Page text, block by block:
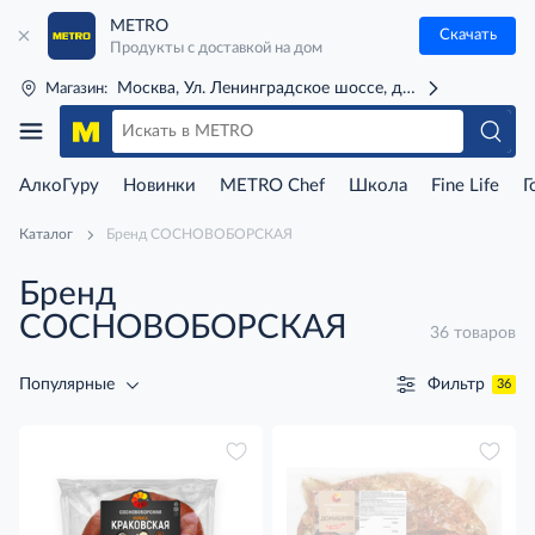
METRO
Продукты с доставкой на дом
Скачать
Магазин: Москва, Ул. Ленинградское шоссе, д. 71Г (м. Речной
АлкоГуру Новинки METRO Chef Школа Fine Life
Каталог Бренд СОСНОВОБОРСКАЯ
Бренд
СОСНОВОБОРСКАЯ
36 товаров
Популярные Фильтр 36